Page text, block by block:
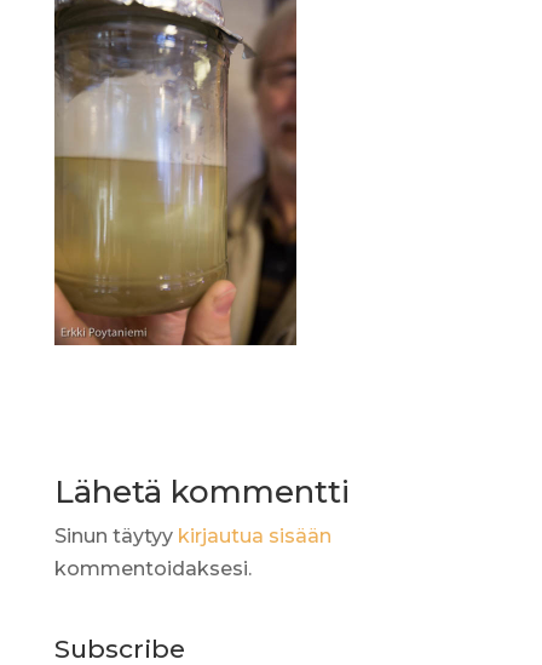
Lähetä kommentti
Sinun täytyy kirjautua sisään
kommentoidaksesi.
Subscribe